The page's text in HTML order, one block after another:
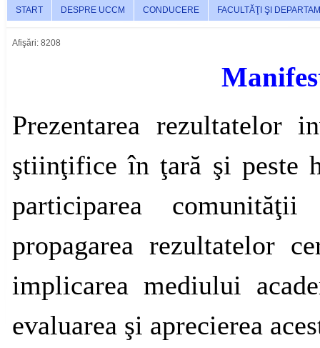
START DESPRE UCCM CONDUCERE FACULTĂŢI ŞI
Afişări: 8208
Prezentarea
ştiinţifice în ţară şi peste
participarea
propagarea rezultatelor
implicarea mediului
evaluarea şi aprecierea